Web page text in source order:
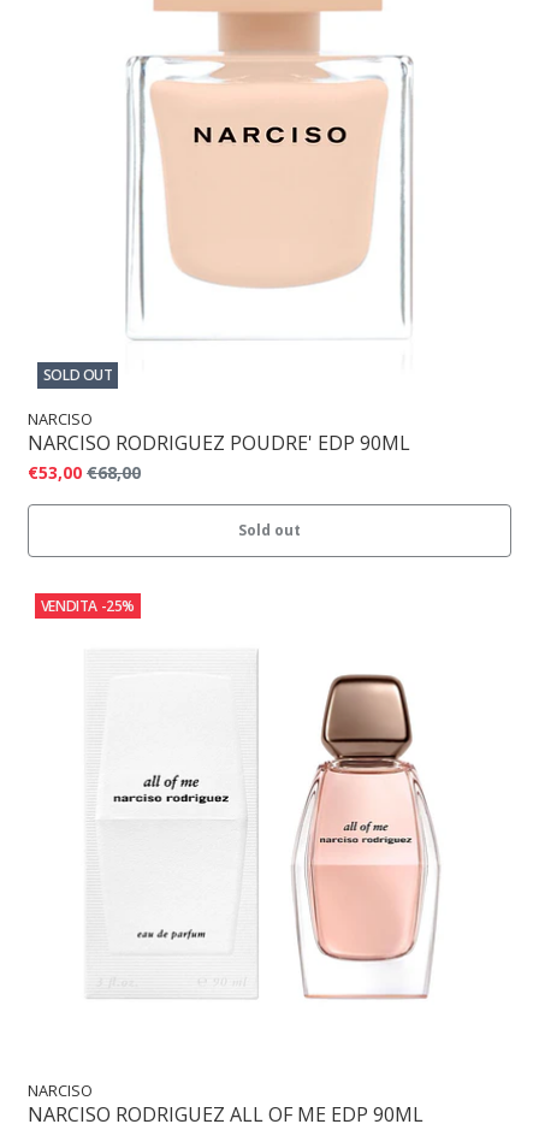
SOLD OUT
NARCISO
NARCISO RODRIGUEZ POUDRE' EDP 90ML
€53,00 €68,00
Sold out
VENDITA -25%
NARCISO
NARCISO RODRIGUEZ ALL OF ME EDP 90ML